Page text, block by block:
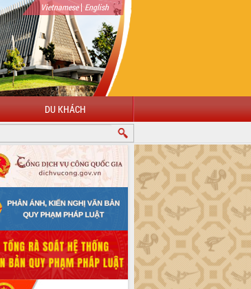
Vietnamese| English
DU KHÁCH
CỔNG THÔNG TIN ĐIỆN TỬ TỈNH ĐẮK LẮK